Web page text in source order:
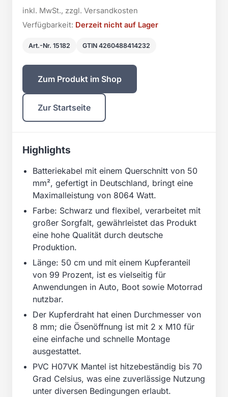
inkl. MwSt., zzgl. Versandkosten
Verfügbarkeit: Derzeit nicht auf Lager
Art.-Nr. 15182 GTIN 4260488414232
Zum Produkt im Shop
Zur Startseite
Highlights
Batteriekabel mit einem Querschnitt von 50
mm², gefertigt in Deutschland, bringt eine
Maximalleistung von 8064 Watt.
Farbe: Schwarz und flexibel, verarbeitet mit
großer Sorgfalt, gewährleistet das Produkt
eine hohe Qualität durch deutsche
Produktion.
Länge: 50 cm und mit einem Kupferanteil
von 99 Prozent, ist es vielseitig für
Anwendungen in Auto, Boot sowie Motorrad
nutzbar.
Der Kupferdraht hat einen Durchmesser von
8 mm; die Ösenöffnung ist mit 2 x M10 für
eine einfache und schnelle Montage
ausgestattet.
PVC H07VK Mantel ist hitzebeständig bis 70
Grad Celsius, was eine zuverlässige Nutzung
unter diversen Bedingungen erlaubt.